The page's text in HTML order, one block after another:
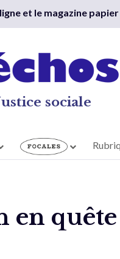
et le magazine papier
sociale